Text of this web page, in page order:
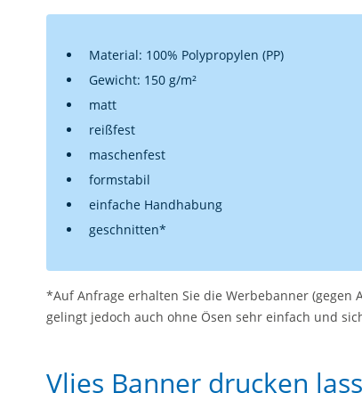
Material: 100% Polypropylen (PP)
Gewicht: 150 g/m²
matt
reißfest
maschenfest
formstabil
einfache Handhabung
geschnitten*
*Auf Anfrage erhalten Sie die Werbebanner (gegen
gelingt jedoch auch ohne Ösen sehr einfach und
Vlies Banner drucken